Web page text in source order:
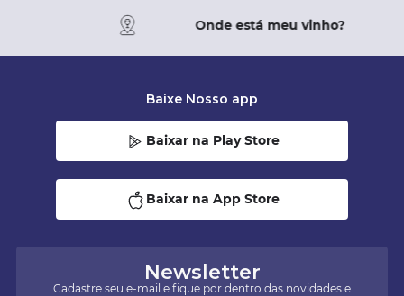
Onde está meu vinho?
Newsletter
Cadastre seu e-mail e fique por dentro das novidades e
Baixe Nosso app
Baixar na Play Store
Baixar na App Store